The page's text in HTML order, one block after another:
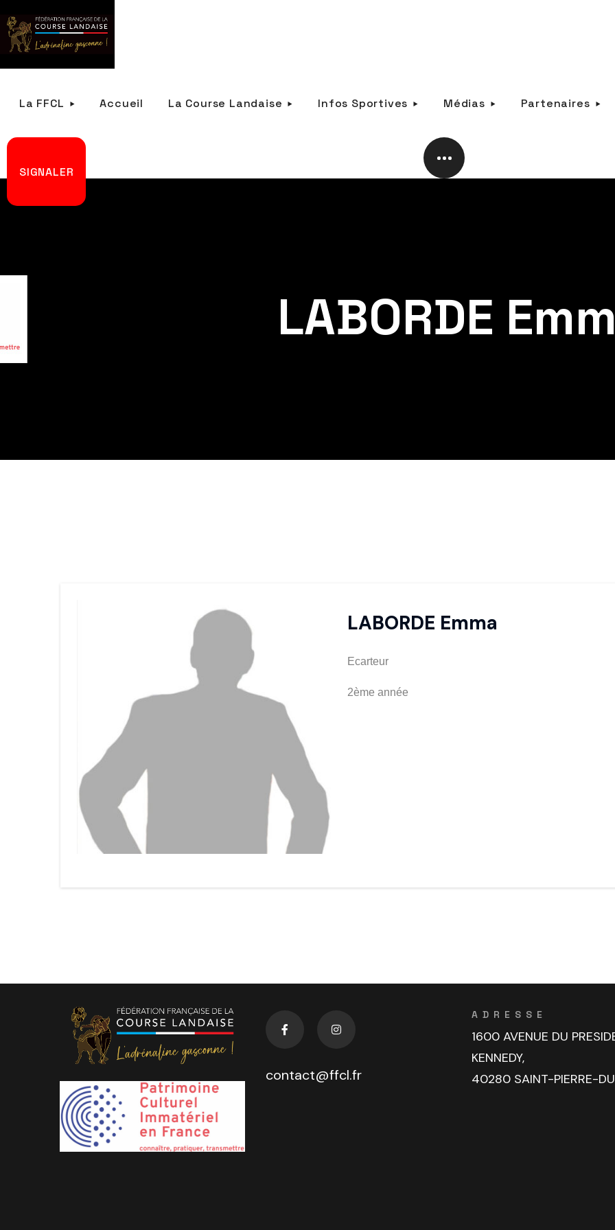
La FFCL Accueil La Course Landaise Infos Sportives Médias Partenaires
SIGNALER
LABORDE
LABORDE Emma
Ecarteur
2ème année
contact@ffcl.fr
ADRESSE
1600 AVENUE DU
KENNEDY,
40280 SAINT-PIERRE-